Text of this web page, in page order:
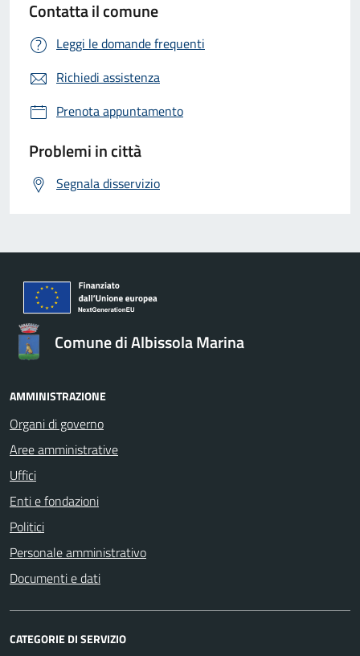
Contatta il comune
Leggi le domande frequenti
Richiedi assistenza
Prenota appuntamento
Problemi in città
Segnala disservizio
Comune di Albissola Marina
AMMINISTRAZIONE
Organi di governo
Aree amministrative
Uffici
Enti e fondazioni
Politici
Personale amministrativo
Documenti e dati
CATEGORIE DI SERVIZIO